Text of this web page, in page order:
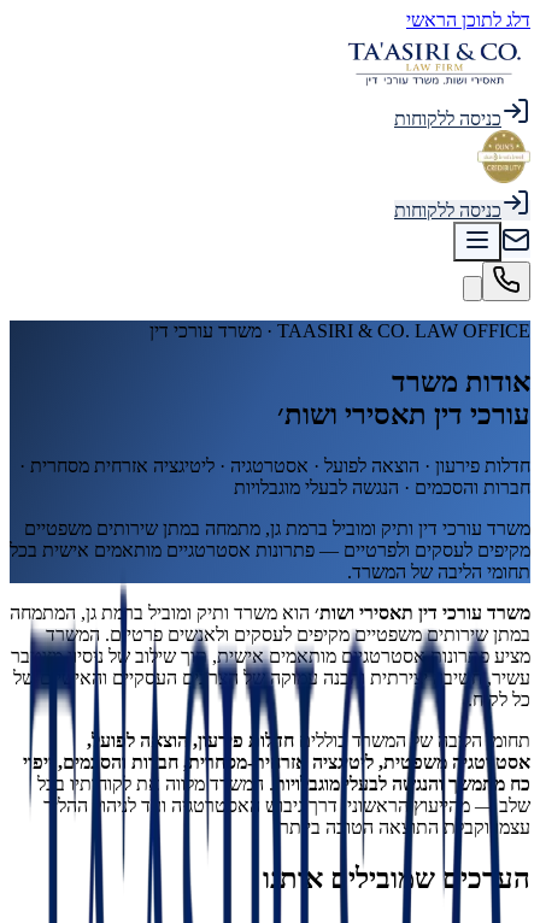
דלג לתוכן הראשי
כניסה ללקוחות
כניסה ללקוחות
TAASIRI & CO. LAW OFFICE · משרד עורכי דין
אודות משרד
עורכי דין תאסירי ושות׳
חדלות פירעון · הוצאה לפועל · אסטרטגיה · ליטיגציה אזרחית מסחרית ·
חברות והסכמים · הנגשה לבעלי מוגבלויות
משרד עורכי דין ותיק ומוביל ברמת גן, מתמחה במתן שירותים משפטיים
מקיפים לעסקים ולפרטיים — פתרונות אסטרטגיים מותאמים אישית בכל
תחומי הליבה של המשרד.
משרד עורכי דין תאסירי ושות׳ הוא משרד ותיק ומוביל ברמת גן, המתמחה
במתן שירותים משפטיים מקיפים לעסקים ולאנשים פרטיים. המשרד
מציע פתרונות אסטרטגיים מותאמים אישית, תוך שילוב של ניסיון מצטבר
עשיר, חשיבה יצירתית והבנה עמוקה של הצרכים העסקיים והאישיים של
כל לקוח.
תחומי הליבה של המשרד כוללים חדלות פירעון, הוצאה לפועל,
אסטרטגיה משפטית, ליטיגציה אזרחית-מסחרית, חברות והסכמים, ייפוי
כח מתמשך והנגשה לבעלי מוגבלויות . המשרד מלווה את לקוחותיו בכל
שלב — מהייעוץ הראשוני, דרך גיבוש האסטרטגיה ועד לניהול ההליך
עצמו וקבלת התוצאה הטובה ביותר.
הערכים שמובילים אותנו